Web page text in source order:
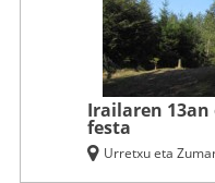
Irailaren
festa
Urretxu eta